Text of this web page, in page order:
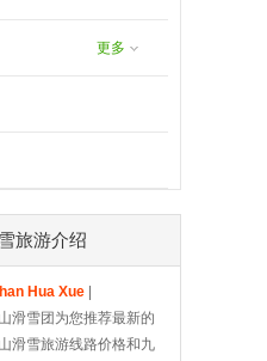
更多
旅游介绍
Hua Xue
滑雪团为您推荐最新的
滑雪旅游线路价格和九